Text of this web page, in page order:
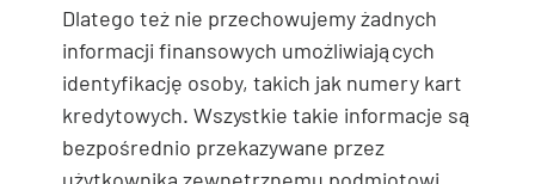
Dlatego też nie przechowujemy żadnych
informacji finansowych umożliwiających
identyfikację osoby, takich jak numery kart
kredytowych. Wszystkie takie informacje są
bezpośrednio przekazywane przez